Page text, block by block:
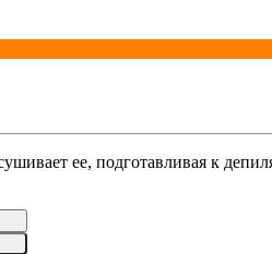
ее, подготавливая к